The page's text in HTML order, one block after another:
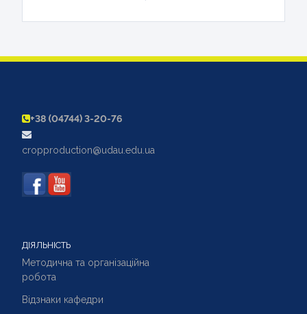
+38 (04744) 3-20-76
cropproduction@udau.edu.ua
ДІЯЛЬНІСТЬ
Методична та організаційна
робота
Відзнаки кафедри